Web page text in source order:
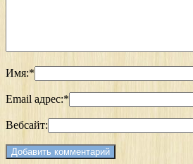
Имя:*
Email адрес:*
Вебсайт: